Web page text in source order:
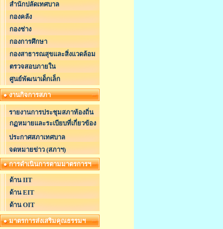
สำนักปลัดเทศบาล
กองคลัง
กองช่าง
กองการศึกษา
กองสาธารณสุขและสิ่งแวดล้อม
ตรวจสอบภายใน
ศูนย์พัฒนาเด็กเล็ก
งานกิจการสภา
รายงานการประชุมสภาท้องถิ่น
กฏหมายและระเบียบที่เกี่ยวข้อง
ประกาศสภาเทศบาล
จดหมายข่าว (สภาฯ)
การดำเนินการตามมาตรการฯ
ด้าน IIT
ด้าน EIT
ด้าน OIT
มาตรการส่งเสริมคุณธรรมฯ